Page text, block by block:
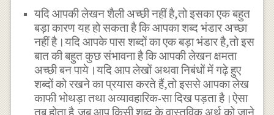
यदि आपकी लेखन शैली अच्छी नहीं है,तो इसका एक बहुत
बड़ा कारण यह हो सकता है कि आपका शब्द भंडार अच्छा
नहीं है।यदि आपके पास शब्दों का एक बड़ा भंडार है,तो इस
बात की बहुत कुछ संभावना है कि आपकी लेखन क्षमता
अच्छी बन पाये।यदि आप लेखों अथवा निबंधों में गढ़े हुए
शब्दों को रखने का प्रयास करते हैं,तो इससे आपका लेख
काफी भोथड़ा तथा अव्यावहारिक-सा दिख पड़ता है।ऐसा
तब होता है,जब आप किसी शब्द के वास्तविक अर्थ को जाने